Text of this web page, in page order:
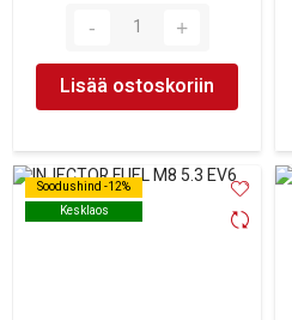
Lisää ostoskoriin
Soodushind -12%
Kesklaos
Soodushind -12%
Kesklaos